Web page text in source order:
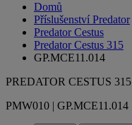
Domů
Příslušenství Predator
Predator Cestus
Predator Cestus 315
GP.MCE11.014
PREDATOR CESTUS 315
PMW010 | GP.MCE11.014